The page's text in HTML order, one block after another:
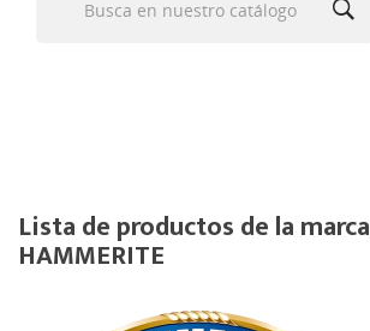
Lista de productos de la marca
HAMMERITE